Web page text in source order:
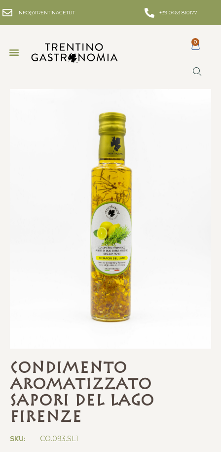
INFO@TRENTINACETI.IT +39 0463 810177
0
Condimento
Aromatizzato
Sapori del Lago
Firenze
SKU: CO.093.SL1